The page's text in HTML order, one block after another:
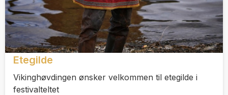
Etegilde
Vikinghøvdingen ønsker velkommen til etegilde i
festivalteltet